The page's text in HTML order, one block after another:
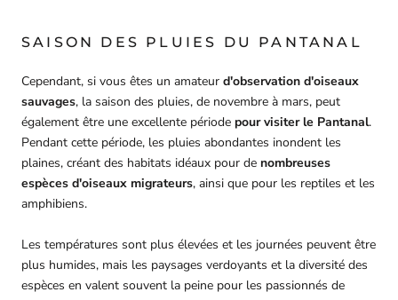
SAISON DES PLUIES DU PANTANAL
Cependant, si vous êtes un amateur d'observation d'oiseaux
sauvages, la saison des pluies, de novembre à mars, peut
également être une excellente période pour visiter le Pantanal.
Pendant cette période, les pluies abondantes inondent les
plaines, créant des habitats idéaux pour de nombreuses
espèces d'oiseaux migrateurs, ainsi que pour les reptiles et les
amphibiens.
Les températures sont plus élevées et les journées peuvent être
plus humides, mais les paysages verdoyants et la diversité des
espèces en valent souvent la peine pour les passionnés de